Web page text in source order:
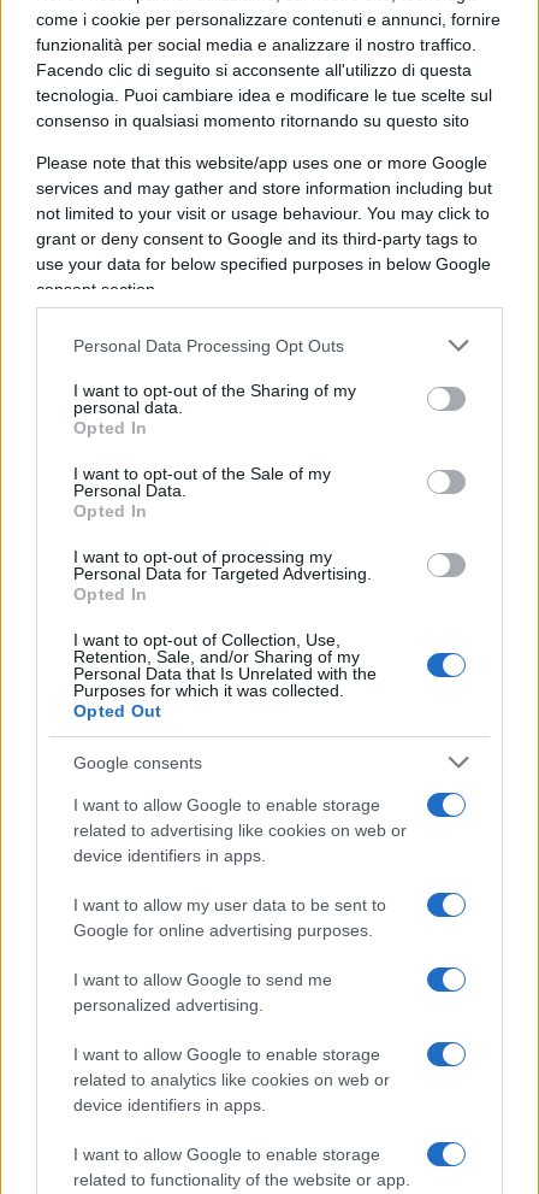
come i cookie per personalizzare contenuti e annunci, fornire
funzionalità per social media e analizzare il nostro traffico.
Facendo clic di seguito si acconsente all'utilizzo di questa
tecnologia. Puoi cambiare idea e modificare le tue scelte sul
consenso in qualsiasi momento ritornando su questo sito
Please note that this website/app uses one or more Google
services and may gather and store information including but
not limited to your visit or usage behaviour. You may click to
grant or deny consent to Google and its third-party tags to
use your data for below specified purposes in below Google
consent section.
Personal Data Processing Opt Outs
I want to opt-out of the Sharing of my
personal data.
Opted In
I want to opt-out of the Sale of my
Personal Data.
Opted In
I want to opt-out of processing my
Personal Data for Targeted Advertising.
Opted In
I want to opt-out of Collection, Use,
Retention, Sale, and/or Sharing of my
Personal Data that Is Unrelated with the
Purposes for which it was collected.
Opted Out
Google consents
I want to allow Google to enable storage
related to advertising like cookies on web or
device identifiers in apps.
I want to allow my user data to be sent to
Google for online advertising purposes.
I want to allow Google to send me
personalized advertising.
I want to allow Google to enable storage
related to analytics like cookies on web or
device identifiers in apps.
I want to allow Google to enable storage
related to functionality of the website or app.
05:35 C’è la proroga delSuperbonus…
07:10 Parola ai commensali.
08:00Travaglio difende Conte(che strano!)
mentre Sallusti ci spiega che Forza Italia non è
morta.
09:23 Il fenomenale scontro sul terzo mandati dei
governatori.
Leggi i commenti
SEDUTE SATIRICHE
Vignetta del 07/08/2026
Vai all'archivio delle vignette
Sánchez sfida Meloni sui
confini: la risposta di Roma
gela Madrid